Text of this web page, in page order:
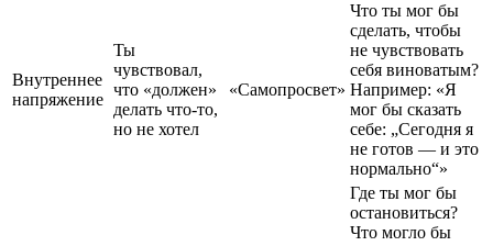
Внутреннее
напряжение
Ты
чувствовал,
что «должен»
делать что-то,
но не хотел
«Самопросвет»
Что ты мог бы
сделать, чтобы
не чувствовать
себя виноватым?
Например: «Я
мог бы сказать
себе: „Сегодня я
не готов — и это
нормально“»
Где ты мог бы
остановиться?
Что могло бы